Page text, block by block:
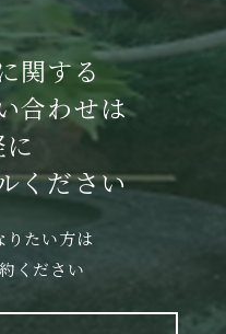
関する
合わせは
ください
りたい方は
ください